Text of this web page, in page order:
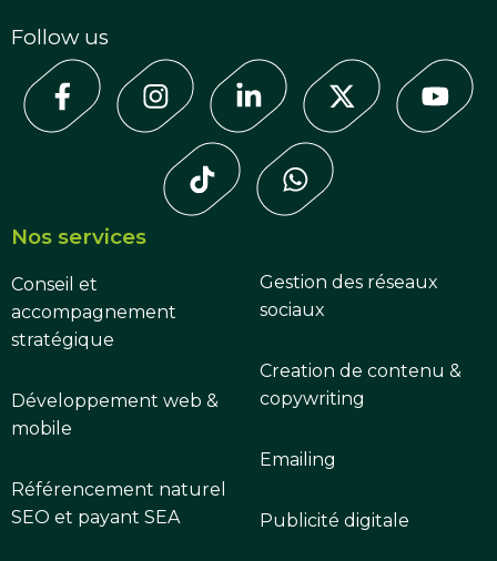
Follow us
Nos services
Conseil et
accompagnement
stratégique
Développement web &
mobile
Référencement naturel
SEO et payant SEA
Gestion des réseaux
sociaux
Creation de contenu &
copywriting
Emailing
Publicité digitale